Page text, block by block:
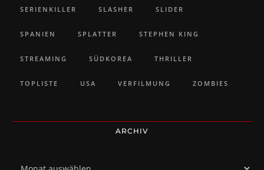
SERIENKILLER SLASHER SLIDER
SPANIEN SPLATTER STEPHEN KING
STREAMING SÜDKOREA THRILLER
TOPLISTE USA VERFILMUNG ZOMBIES
ARCHIV